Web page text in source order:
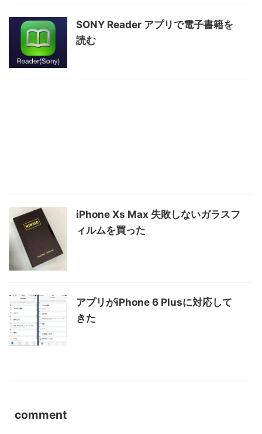
SONY Reader アプリで電子書籍を
読む
iPhone Xs Max 失敗しないガラスフ
ィルムを買った
アプリがiPhone 6 Plusに対応して
きた
comment